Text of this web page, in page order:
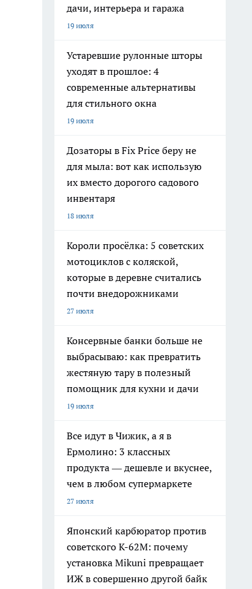
дачи, интерьера и гаража
19 июля
Устаревшие рулонные шторы
уходят в прошлое: 4
современные альтернативы
для стильного окна
19 июля
Дозаторы в Fix Price беру не
для мыла: вот как использую
их вместо дорогого садового
инвентаря
18 июля
Короли просёлка: 5 советских
мотоциклов с коляской,
которые в деревне считались
почти внедорожниками
27 июля
Консервные банки больше не
выбрасываю: как превратить
жестяную тару в полезный
помощник для кухни и дачи
19 июля
Все идут в Чижик, а я в
Ермолино: 3 классных
продукта — дешевле и вкуснее,
чем в любом супермаркете
27 июля
Японский карбюратор против
советского К-62М: почему
установка Mikuni превращает
ИЖ в совершенно другой байк